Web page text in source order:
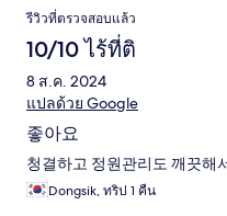
รีวิว
รีวิวที่ตรวจสอบแล้ว
10/10 ไร้ที่ติ
8 ส.ค. 2024
แปลด้วย Google
좋아요
청결하고 정원관리도 깨끗해
Dongsik, ทริป 1 คืน